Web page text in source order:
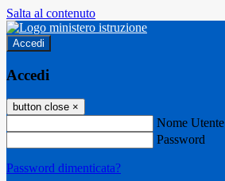
Salta al contenuto
Accedi
Accedi
button close ×
Nome Utente
Password
Password dimenticata?